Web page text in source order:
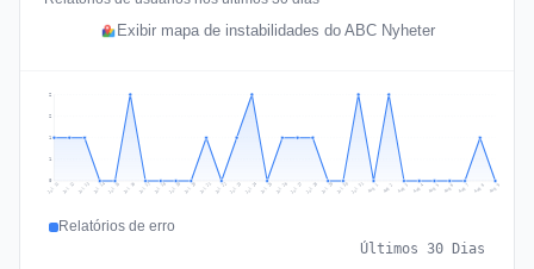
Exibir mapa de instabilidades do ABC Nyheter
1
1
2
2
Jul 11 Jul 12 Jul 13 Jul 14 Jul 15 Jul 16 Jul 17 Jul 18 Jul 19 Jul 20 Jul 21 Jul 22 Jul 23 Jul 24 Jul 25 Jul 26 Jul 27 Jul 28 Jul 29 Jul 30 Jul 31 Aug 1 Aug 2 Aug 3 Aug 4 Aug 5 Aug 6 Aug 7 Aug 8 Aug 9
Relatórios de erro
Últimos 30 Dias